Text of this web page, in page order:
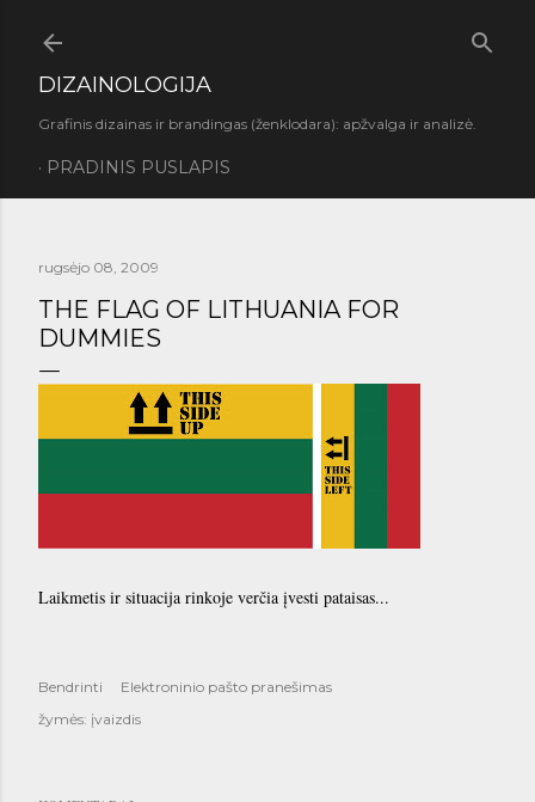
DIZAINOLOGIJA
Grafinis dizainas ir brandingas (ženklodara): apžvalga ir analizė.
PRADINIS PUSLAPIS
rugsėjo 08, 2009
THE FLAG OF LITHUANIA FOR
DUMMIES
Laikmetis ir situacija rinkoje verčia įvesti pataisas...
Bendrinti
Elektroninio pašto pranešimas
žymės: įvaizdis